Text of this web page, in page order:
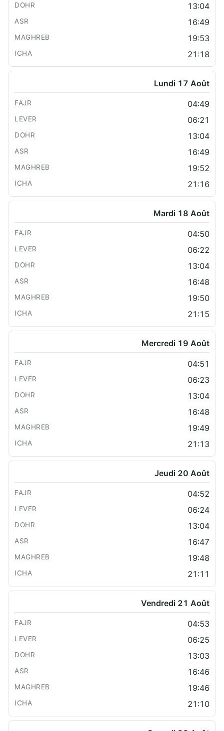
13:04
16:49
19:53
21:18
Lundi 17 Août
04:49
06:21
13:04
16:49
19:52
21:16
Mardi 18 Août
04:50
06:22
13:04
16:48
19:50
21:15
Mercredi 19 Août
04:51
06:23
13:04
16:48
19:49
21:13
Jeudi 20 Août
04:52
06:24
13:04
16:47
19:48
21:11
Vendredi 21 Août
04:53
06:25
13:03
16:46
19:46
21:10